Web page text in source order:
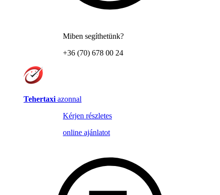
Miben segíthetünk?
+36 (70) 678 00 24
Tehertaxi azonnal
Kérjen részletes
online ajánlatot